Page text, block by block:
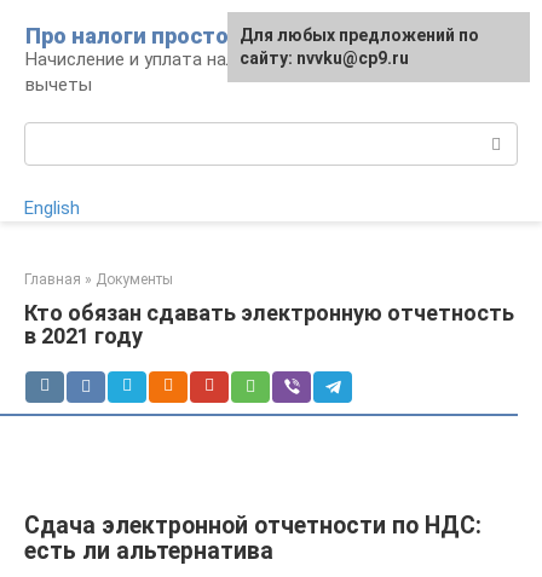
контенту
Про налоги просто
Начисление и уплата налогов, налоговые
вычеты
English
Главная » Документы
Кто обязан сдавать электронную отчетность
в 2021 году
Сдача электронной отчетности по НДС:
есть ли альтернатива
Для любых предложений по
сайту: nvvku@cp9.ru